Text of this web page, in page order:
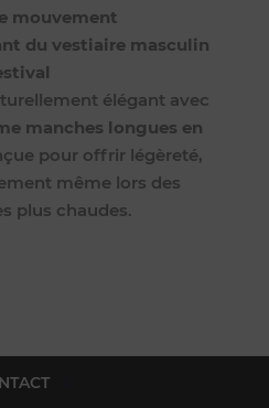
mouvement
du vestiaire masculin
élégant avec
manches longues en
pour offrir légèreté,
même lors des
plus chaudes.